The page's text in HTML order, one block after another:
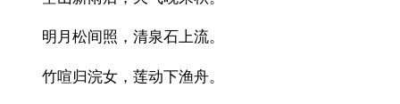
明月松间照，清泉石上流。
竹喧归浣女，莲动下渔舟。